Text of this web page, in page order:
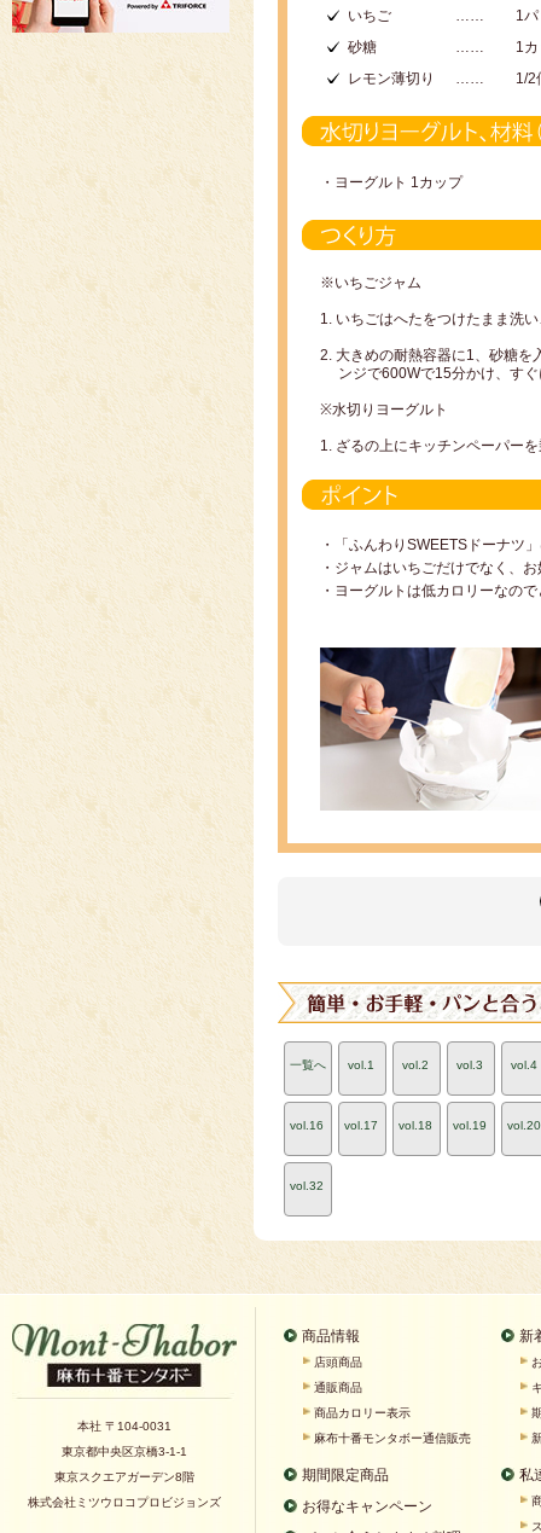
いちご
砂糖
レモン薄切り
……
……
……
1
1
1/2
・ヨーグルト 1カップ
※いちごジャム
1. いちごはへたをつけたまま洗
2. 大きめの耐熱容器に1、砂糖を
ンジで600Wで15分かけ、すぐ
※水切りヨーグルト
1. ざるの上にキッチンペーパー
・「ふんわりSWEETSドーナツ
・ジャムはいちごだけでなく、
・ヨーグルトは低カロリーなの
一覧へ vol.1 vol.2 vol.3 vol.4
vol.16 vol.17 vol.18 vol.19 vol.20
vol.32
本社 〒104-0031
東京都中央区京橋3-1-1
東京スクエアガーデン8階
株式会社ミツウロコプロビジョンズ
商品情報
店頭商品
通販商品
商品カロリー表示
麻布十番モンタボー通信販売
期間限定商品
お得なキャンペーン
新
私